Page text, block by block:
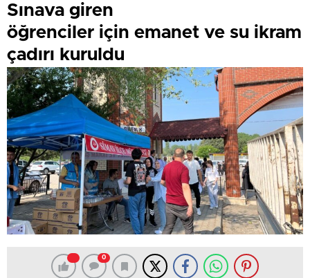
Sınava giren
öğrenciler için emanet ve su ikram
çadırı kuruldu
0